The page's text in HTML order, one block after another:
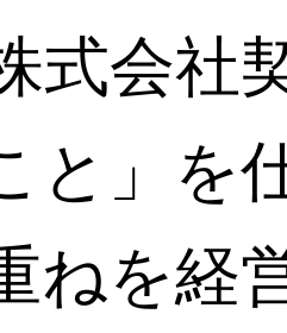
式会社
と」を
ねを経